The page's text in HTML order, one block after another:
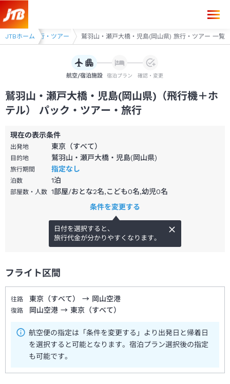
JTBホーム
瀬戸大橋 旅行・ツアー 鷲羽山・瀬戸大橋・児島(岡山県) 旅行・ツアー 一覧
航空/宿泊施設 宿泊プラン 確認・変更
鷲羽山・瀬戸大橋・児島(岡山県)（飛行機＋ホ
テル） パック・ツアー・旅行
現在の表示条件
出発地 東京（すべて）
目的地 鷲羽山・瀬戸大橋・児島(岡山県)
旅行期間 指定なし
泊数 1泊
部屋数・人数 1部屋/おとな2名,こども0名,幼児0名
条件を変更する
日付を選択すると、
旅行代金が分かりやすくなります。
フライト区間
往路 東京（すべて） → 岡山空港
復路 岡山空港 → 東京（すべて）
航空便の指定は「条件を変更する」より出発日と帰着日
を選択すると可能となります。宿泊プラン選択後の指定
も可能です。